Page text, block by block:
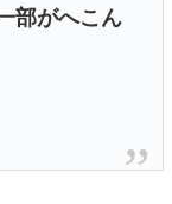
部がへこん